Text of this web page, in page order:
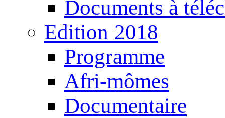
Documents à
Edition 2018
Programme
Afri-mômes
Documentaire